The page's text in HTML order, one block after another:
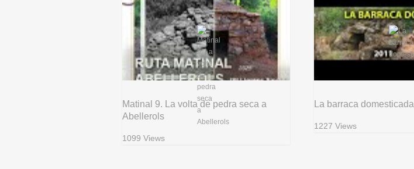
Matinal 9. La volta de pedra seca a
Abellerols
1099 Views
La barraca domesticada
1227 Views